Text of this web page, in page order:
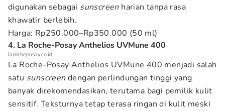
digunakan sebagai sunscreenharian tanpa rasa
khawatir berlebih.
Harga: Rp250.000–Rp350.000 (50 ml)
4. La Roche-Posay Anthelios UVMune 400
larocheposay.co.id
La Roche-Posay Anthelios UVMune 400 menjadi salah
satu sunscreendengan perlindungan tinggi yang
banyak direkomendasikan, terutama bagi pemilik kulit
sensitif. Teksturnya tetap terasa ringan di kulit meski